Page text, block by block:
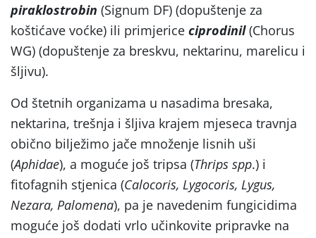
piraklostrobin (Signum DF) (dopuštenje za
koštićave voćke) ili primjerice ciprodinil(Chorus
WG) (dopuštenje za breskvu, nektarinu, marelicu i
šljivu).
Od štetnih organizama u nasadima bresaka,
nektarina, trešnja i šljiva krajem mjeseca travnja
obično bilježimo jače množenje lisnih uši
(Aphidae), a moguće još tripsa (Thrips spp.) i
fitofagnih stjenica (Calocoris, Lygocoris, Lygus,
Nezara, Palomena), pa je navedenim fungicidima
moguće još dodati vrlo učinkovite pripravke na